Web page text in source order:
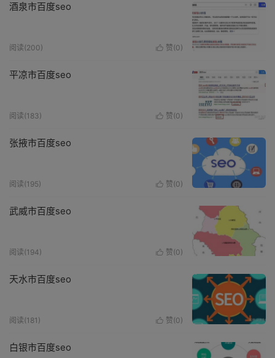
酒泉市百度seo
 赞(0)
阅读(200)
平凉市百度seo
 赞(0)
阅读(183)
张掖市百度seo
 赞(0)
阅读(195)
武威市百度seo
 赞(0)
阅读(194)
天水市百度seo
 赞(0)
阅读(181)
白银市百度seo